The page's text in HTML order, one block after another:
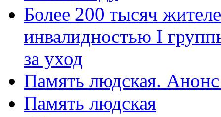
Более 200 тысяч
инвалидностью I
за уход
Память людская.
Память людская